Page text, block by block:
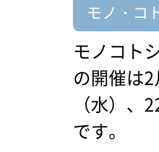
モノ・コ
モノコト
の開催は
（水）、
です。